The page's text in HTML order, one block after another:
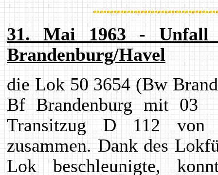
31. Mai 1963 -
Brandenburg/Havel
die Lok 50 3654 (Bw
Bf Brandenburg mit 03
Transitzug D 112 von
zusammen. Dank des
Lok beschleunigte,